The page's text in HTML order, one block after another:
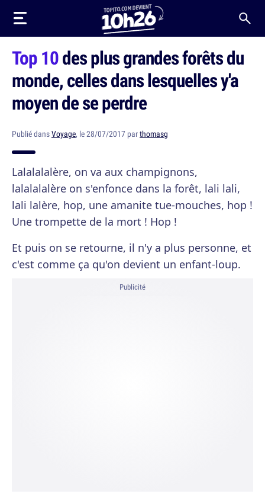
Top 10des plus grandes forêts du
monde, celles dans lesquelles y'a
moyen de se perdre
Publié dansVoyage, le 28/07/2017 parthomasg
Lalalalalère, on va aux champignons,
lalalalalère on s'enfonce dans la forêt, lali lali,
lali lalère, hop, une amanite tue-mouches, hop !
Une trompette de la mort ! Hop !
Et puis on se retourne, il n'y a plus personne, et
c'est comme ça qu'on devient un enfant-loup.
Publicité